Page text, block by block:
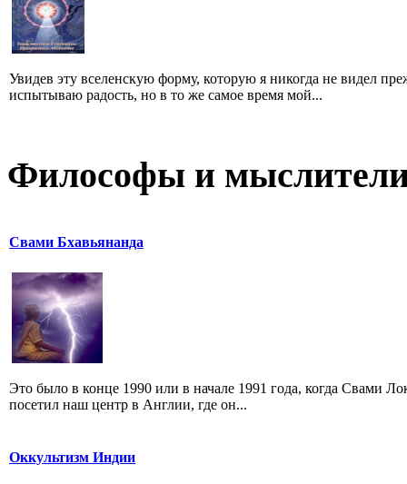
Увидев эту вселенскую форму, которую я никогда не видел
испытываю радость, но в то же самое время мой...
Философы и
Свами Бхавьянанда
Это было в конце 1990 или в начале 1991 года, когда Свами
посетил наш центр в Англии, где он...
Оккультизм Индии